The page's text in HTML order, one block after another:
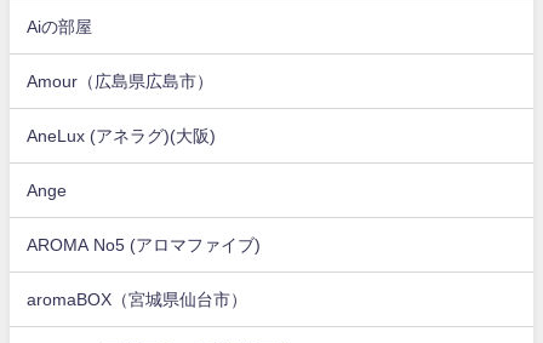
Aiの部屋
Amour（広島県広島市）
AneLux (アネラグ)(大阪)
Ange
AROMA No5 (アロマファイブ)
aromaBOX（宮城県仙台市）